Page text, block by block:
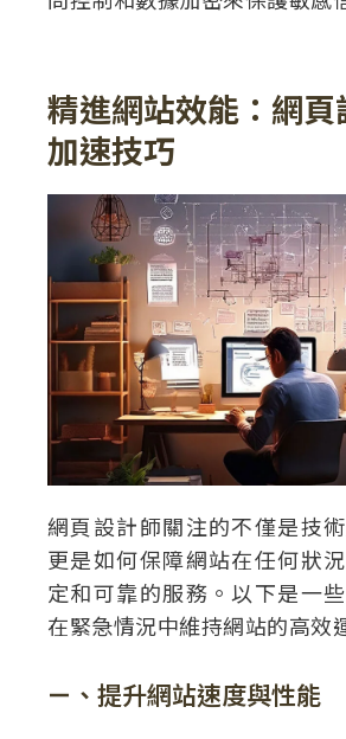
精進網站效能：網頁
加速技巧
網頁設計師關注的不僅是技
更是如何保障網站在任何狀
定和可靠的服務。以下是一
在緊急情況中維持網站的高效
ㄧ、提升網站速度與性能